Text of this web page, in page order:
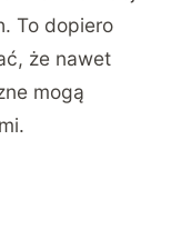
To dopiero
że nawet
mogą